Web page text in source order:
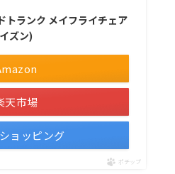
ランク メイフライチェア
ズン)
天市場
ョッピング
ポチップ